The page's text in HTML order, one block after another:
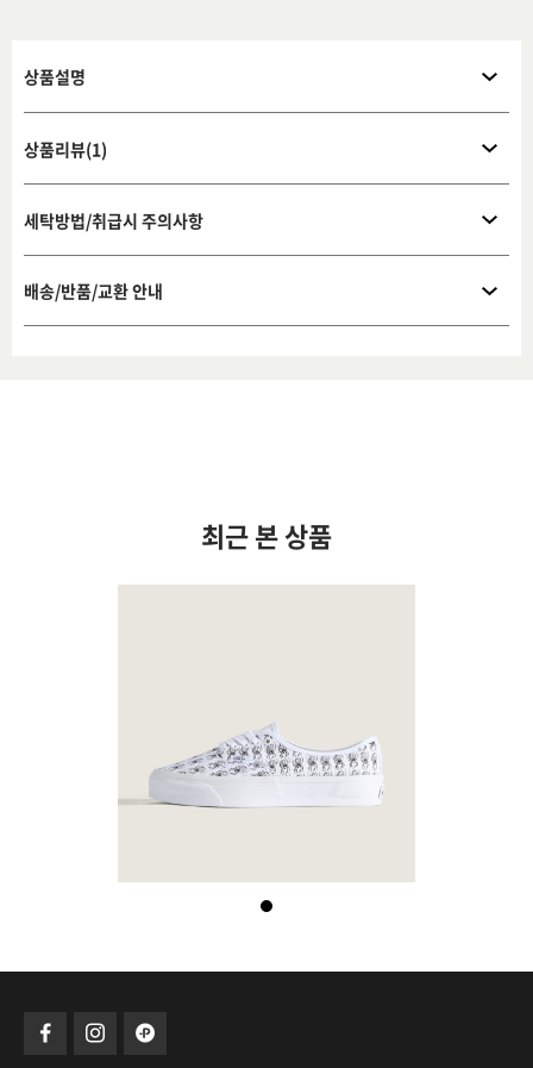
상품설명
상품리뷰(1)
세탁방법/취급시 주의사항
배송/반품/교환 안내
최근 본 상품